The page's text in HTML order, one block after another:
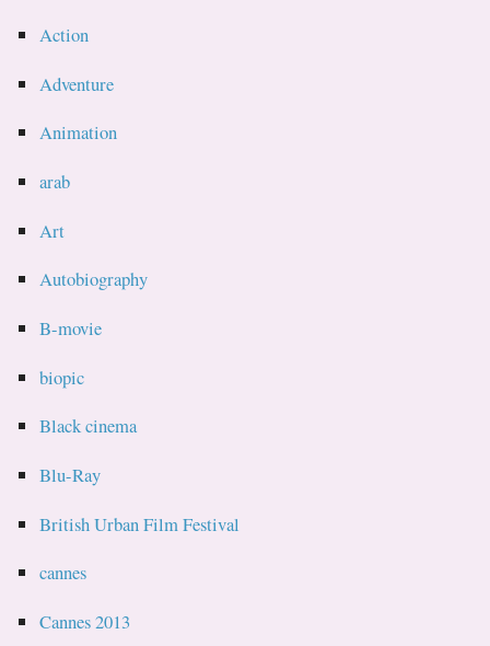
Action
Adventure
Animation
arab
Art
Autobiography
B-movie
biopic
Black cinema
Blu-Ray
British Urban Film Festival
cannes
Cannes 2013